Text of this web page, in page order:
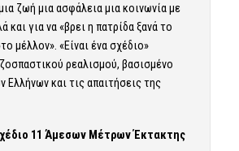
ζωή μια ασφάλεια μια κοινωνία με
και για να «βρει η πατρίδα ξανά το
μέλλον». «Είναι ένα σχέδιο»
ρεαλισμού, βασισμένο
Ελλήνων και τις απαιτήσεις της
11 Άμεσων Μέτρων Έκτακτης